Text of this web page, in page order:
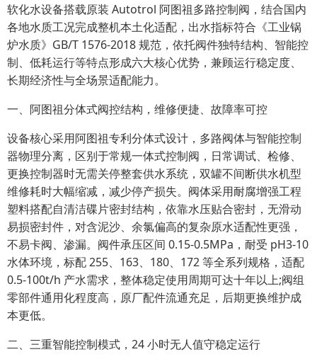
软化水设备搭载原装 Autotrol 阿图祖多路控制阀，结合国内
各地水质工况完成整机本土化适配，出水指标符合《工业锅
炉水质》GB/T 1576-2018 规范，依托阀件独特结构、智能控
制、低耗运行等特点形成六大核心优势，兼顾运行稳定度、
长期经济性与全场景适配能力。
一、阿图祖分体式阀控结构，维修便捷、故障率可控
设备核心采用阿图祖专利分体式设计，多路阀体与智能控制
器物理分离，区别于常规一体式控制阀，日常调试、检修、
更换控制器时无需关停整套供水系统，双罐不间断供水机型
维修耗时大幅缩减，减少停产损失。阀体采用耐腐增强工程
塑料搭配自清洁碟片密封结构，依靠水压贴合密封，无滑动
易损密封件，对含泥沙、余氯偏高的复杂原水适配性更强，
不易卡阀、渗漏。阀件承压区间 0.15-0.5MPa，耐受 pH3-10
水体环境，标配 255、163、180、172 等全系列规格，适配
0.5-100t/h 产水需求，整体稳定使用周期可达十年以上;阀组
零部件通用化程度高，原厂配件流通充足，后期更换维护成
本更低。
二、三重智能控制模式，24 小时无人值守稳定运行